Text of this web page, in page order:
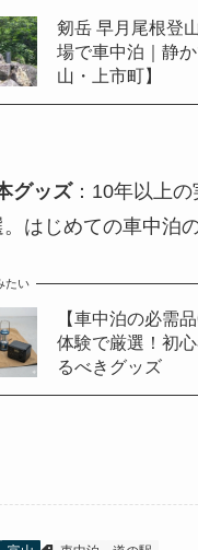
剱岳 早月尾根登
場で車中泊｜静
山・上市町】
グッズ：10年以上の
はじめての車中泊の
たい
【車中泊の必需
体験で厳選！初
るべきグッズ